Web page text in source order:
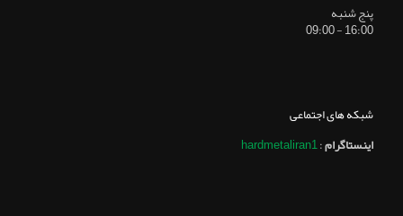
پنج شنبه
16:00 - 09:00
شبکه های اجتماعی
اینستاگرام:
hardmetaliran1